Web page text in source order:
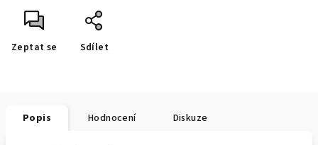
Zeptat se Sdílet
Popis Hodnocení Diskuze